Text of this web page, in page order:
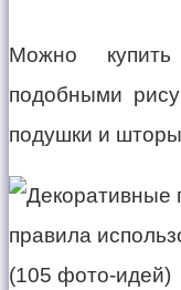
Можно
подобными
подушки и